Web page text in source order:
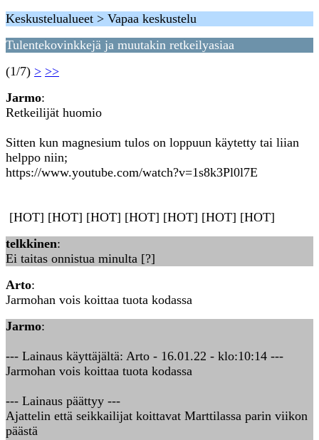
Keskustelualueet > Vapaa keskustelu
Tulentekovinkkejä ja muutakin retkeilyasiaa
(1/7) > >>
Jarmo:
Retkeilijät huomio
Sitten kun magnesium tulos on loppuun käytetty tai liian
helppo niin;
https://www.youtube.com/watch?v=1s8k3Pl0l7E
[HOT] [HOT] [HOT] [HOT] [HOT] [HOT] [HOT]
telkkinen:
Ei taitas onnistua minulta [?]
Arto:
Jarmohan vois koittaa tuota kodassa
Jarmo:
--- Lainaus käyttäjältä: Arto - 16.01.22 - klo:10:14 ---
Jarmohan vois koittaa tuota kodassa
--- Lainaus päättyy ---
Ajattelin että seikkailijat koittavat Marttilassa parin viikon
päästä